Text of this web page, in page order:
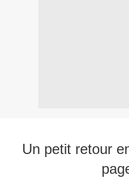
Un petit retour